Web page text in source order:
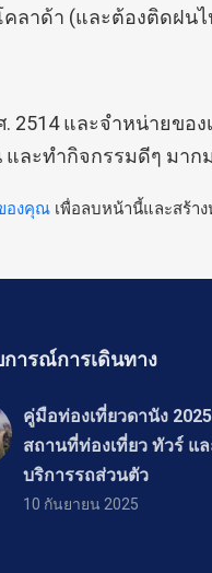
ลาด้า (และต้องติดฝนไ
. 2514 และจำหน่ายข
และทำกิจกรรมดีๆ มา
องคุณ เพื่อลบหน้านี้และสร้า
การณ์การเดินทาง
คู่มือท่องเที่ยวดานัง
สถานที่ท่องเที่ยว ทัวร์ แล
บริการรถส่วนตัว
10 กันยายน 2025